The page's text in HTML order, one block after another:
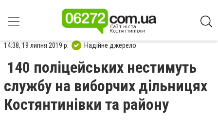
14:38, 19 липня 2019 р. Надійне джерело
140 поліцейських нестимуть
службу на виборчих дільницях
Костянтинівки та району